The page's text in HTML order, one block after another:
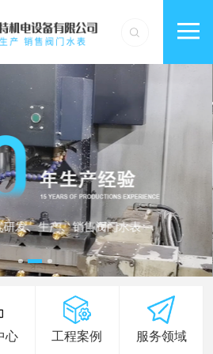
心 工程案例 服务领域